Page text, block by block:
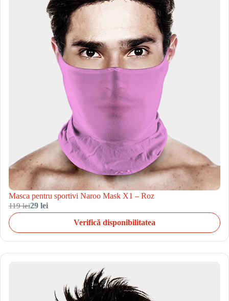
Masca pentru sportivi Naroo Mask X1 – Roz
119 lei29 lei
Verifică disponibilitatea